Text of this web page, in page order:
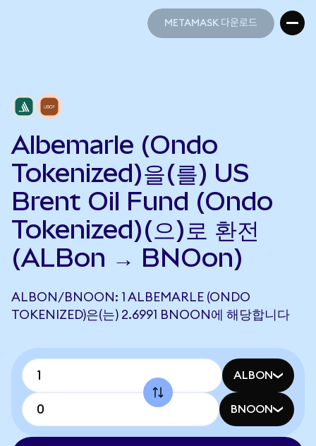
METAMASK 다운로드
Albemarle (Ondo
Tokenized)을(를) US
Brent Oil Fund (Ondo
Tokenized)(으)로 환전
(ALBon → BNOon)
ALBON/BNOON: 1 ALBEMARLE (ONDO
TOKENIZED)은(는) 2.6991 BNOON에 해당합니다
ALBON
BNOON